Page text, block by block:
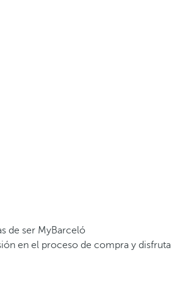
de ser MyBarceló
en el proceso de compra y disfruta